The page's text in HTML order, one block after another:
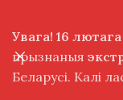
Увага! 16
прызнаныя
Беларусі. Калі